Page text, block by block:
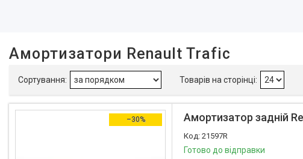
Каталог товаров
Автомобільні запчастини
Амортизатори Renault Trafic
–30% Амортизатор задній
21597R
Готово до відправки